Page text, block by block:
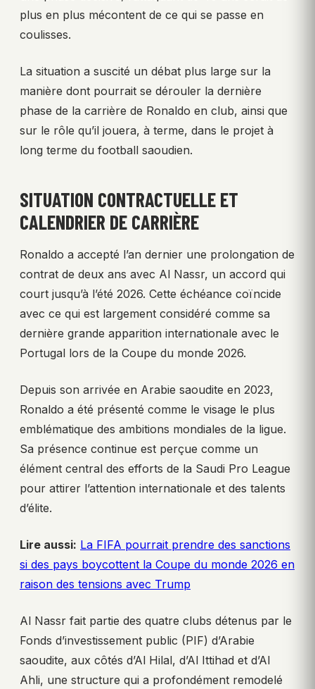
plus en plus mécontent de ce qui se passe en
coulisses.
La situation a suscité un débat plus large sur la
manière dont pourrait se dérouler la dernière
phase de la carrière de Ronaldo en club, ainsi que
sur le rôle qu’il jouera, à terme, dans le projet à
long terme du football saoudien.
SITUATION CONTRACTUELLE ET
CALENDRIER DE CARRIÈRE
Ronaldo a accepté l’an dernier une prolongation de
contrat de deux ans avec Al Nassr, un accord qui
court jusqu’à l’été 2026. Cette échéance coïncide
avec ce qui est largement considéré comme sa
dernière grande apparition internationale avec le
Portugal lors de la Coupe du monde 2026.
Depuis son arrivée en Arabie saoudite en 2023,
Ronaldo a été présenté comme le visage le plus
emblématique des ambitions mondiales de la ligue.
Sa présence continue est perçue comme un
élément central des efforts de la Saudi Pro League
pour attirer l’attention internationale et des talents
d’élite.
Lire aussi: La FIFA pourrait prendre des sanctions
si des pays boycottent la Coupe du monde 2026 en
raison des tensions avec Trump
Al Nassr fait partie des quatre clubs détenus par le
Fonds d’investissement public (PIF) d’Arabie
saoudite, aux côtés d’Al Hilal, d’Al Ittihad et d’Al
Ahli, une structure qui a profondément remodelé